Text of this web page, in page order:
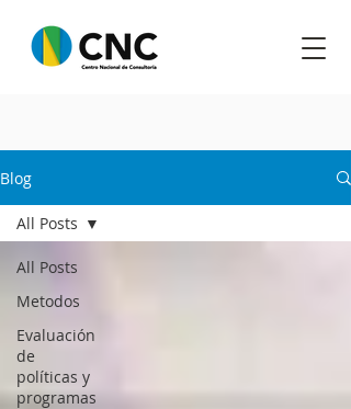
Blog
All Posts
Metodos
Evaluación
de
políticas y
programas
All Posts